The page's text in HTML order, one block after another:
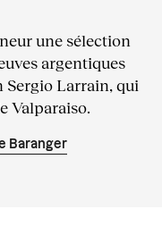
une sélection
argentiques
Larrain, qui
Valparaiso.
Baranger